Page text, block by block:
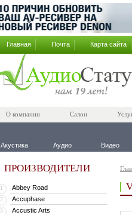
Главная Почта Карта сайта
О компании Салон
Акустика Аудио Видео
ПРОИЗВОДИТЕЛИ
1 Abbey Road
2 Accuphase
3 Accustic Arts